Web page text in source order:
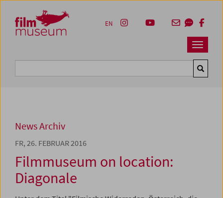
Zum Inhalt
Zum Hauptmenü
Zur Servicenavigation
Zum Suche
Navbar
EN
News Archiv
FR, 26. FEBRUAR 2016
Filmmuseum on location:
Diagonale